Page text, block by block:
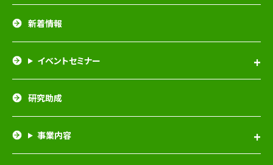
新着情報
イベントセミナー
研究助成
事業内容